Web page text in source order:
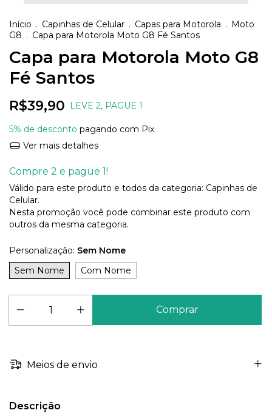
Início . Capinhas de Celular . Capas para Motorola . Moto
G8 . Capa para Motorola Moto G8 Fé Santos
Capa para Motorola Moto G8
Fé Santos
R$39,90 LEVE 2, PAGUE 1
5% de desconto pagando com Pix
Ver mais detalhes
Compre 2 e pague 1!
Válido para este produto e todos da categoria: Capinhas de
Celular.
Nesta promoção você pode combinar este produto com
outros da mesma categoria.
Personalização: Sem Nome
Sem Nome
Com Nome
Meios de envio
Descrição